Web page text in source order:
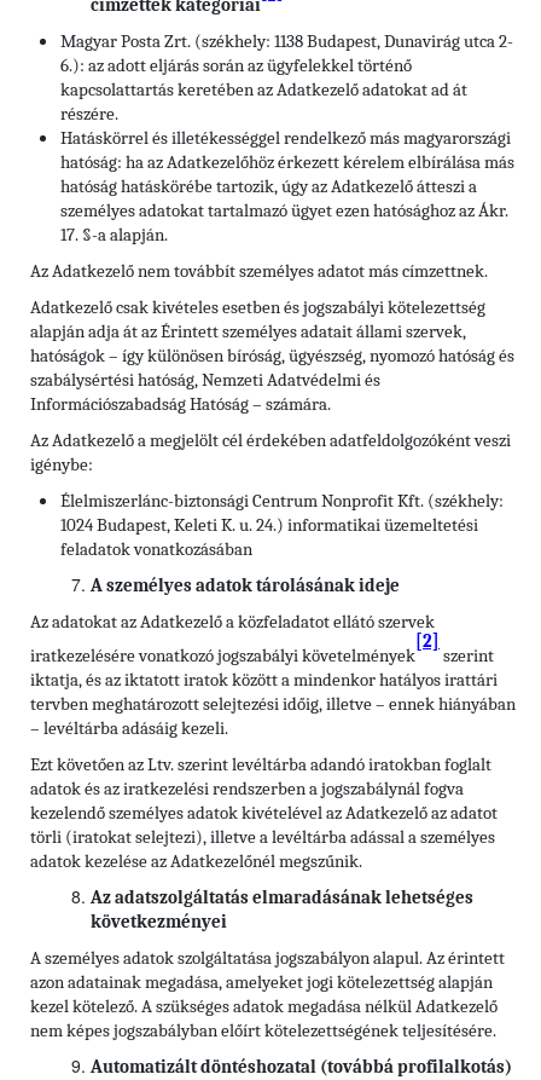
címzettek kategóriái
Magyar Posta Zrt. (székhely: 1138 Budapest, Dunavirág utca 2-
6.): az adott eljárás során az ügyfelekkel történő
kapcsolattartás keretében az Adatkezelő adatokat ad át
részére.
Hatáskörrel és illetékességgel rendelkező más magyarországi
hatóság: ha az Adatkezelőhöz érkezett kérelem elbírálása más
hatóság hatáskörébe tartozik, úgy az Adatkezelő átteszi a
személyes adatokat tartalmazó ügyet ezen hatósághoz az Ákr.
17. §-a alapján.
Az Adatkezelő nem továbbít személyes adatot más címzettnek.
Adatkezelő csak kivételes esetben és jogszabályi kötelezettség
alapján adja át az Érintett személyes adatait állami szervek,
hatóságok – így különösen bíróság, ügyészség, nyomozó hatóság és
szabálysértési hatóság, Nemzeti Adatvédelmi és
Információszabadság Hatóság – számára.
Az Adatkezelő a megjelölt cél érdekében adatfeldolgozóként veszi
igénybe:
Élelmiszerlánc-biztonsági Centrum Nonprofit Kft. (székhely:
1024 Budapest, Keleti K. u. 24.) informatikai üzemeltetési
feladatok vonatkozásában
A személyes adatok tárolásának ideje
Az adatokat az Adatkezelő a közfeladatot ellátó szervek
iratkezelésére vonatkozó jogszabályi követelmények
[2]
szerint
iktatja, és az iktatott iratok között a mindenkor hatályos irattári
tervben meghatározott selejtezési időig, illetve – ennek hiányában
– levéltárba adásáig kezeli.
Ezt követően az Ltv. szerint levéltárba adandó iratokban foglalt
adatok és az iratkezelési rendszerben a jogszabálynál fogva
kezelendő személyes adatok kivételével az Adatkezelő az adatot
törli (iratokat selejtezi), illetve a levéltárba adással a személyes
adatok kezelése az Adatkezelőnél megszűnik.
Az adatszolgáltatás elmaradásának lehetséges
következményei
A személyes adatok szolgáltatása jogszabályon alapul. Az érintett
azon adatainak megadása, amelyeket jogi kötelezettség alapján
kezel kötelező. A szükséges adatok megadása nélkül Adatkezelő
nem képes jogszabályban előírt kötelezettségének teljesítésére.
Automatizált döntéshozatal (továbbá profilalkotás)